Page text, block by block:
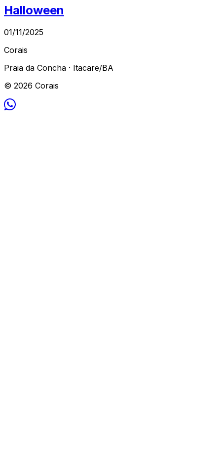
Halloween
01/11/2025
Corais
Praia da Concha · Itacare/BA
© 2026 Corais